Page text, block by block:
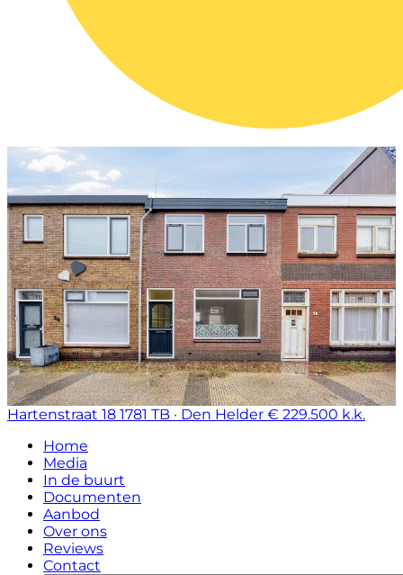
Hartenstraat 18 1781 TB · Den Helder € 229.500 k.k.
Home
Media
In de buurt
Documenten
Aanbod
Over ons
Reviews
Contact